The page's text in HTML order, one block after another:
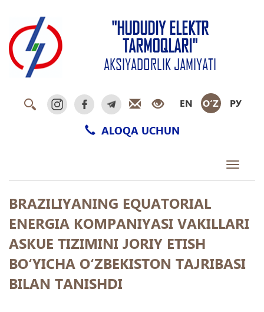
"HUDUDIY ELEKTR
TARMOQLARI"
AKSIYADORLIK JAMIYATI
EN O‘Z РУ
ALOQA UCHUN
Toggle
BRAZILIYANING EQUATORIAL
ENERGIA KOMPANIYASI VAKILLARI
ASKUE TIZIMINI JORIY ETISH
BO‘YICHA O‘ZBEKISTON TAJRIBASI
BILAN TANISHDI